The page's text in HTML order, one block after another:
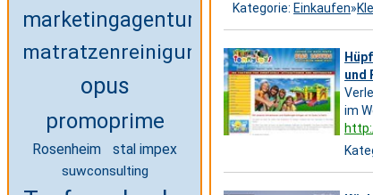
marketingagentur
matratzenreinigung
opus
promoprime
Rosenheim stal impex
suwconsulting
Kategorie: Einkaufen»
und
im